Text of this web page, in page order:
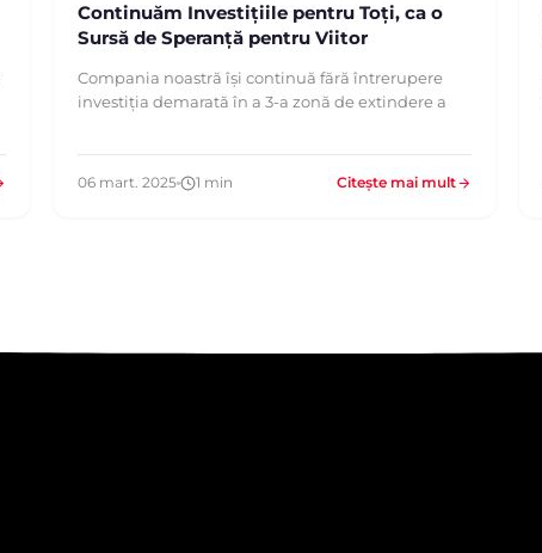
Continuăm Investițiile pentru Toți, ca o
Sursă de Speranță pentru Viitor
Compania noastră își continuă fără întrerupere
investiția demarată în a 3-a zonă de extindere a
06 mart. 2025 1 min Citește mai mult